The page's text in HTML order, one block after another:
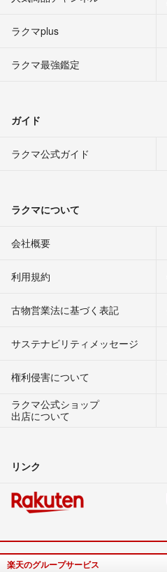
ラクマplus
ラクマ最強鑑定
ガイド
ラクマ公式ガイド
ラクマについて
会社概要
利用規約
古物営業法に基づく表記
サステナビリティメッセージ
権利侵害について
ラクマ公式ショップ
出店について
リンク
楽天のグループサービス